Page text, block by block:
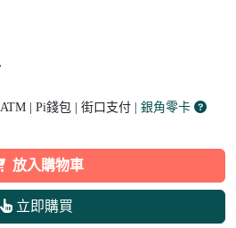
| Pi錢包 | 街口支付 | 銀角零卡
放入購物車
立即購買